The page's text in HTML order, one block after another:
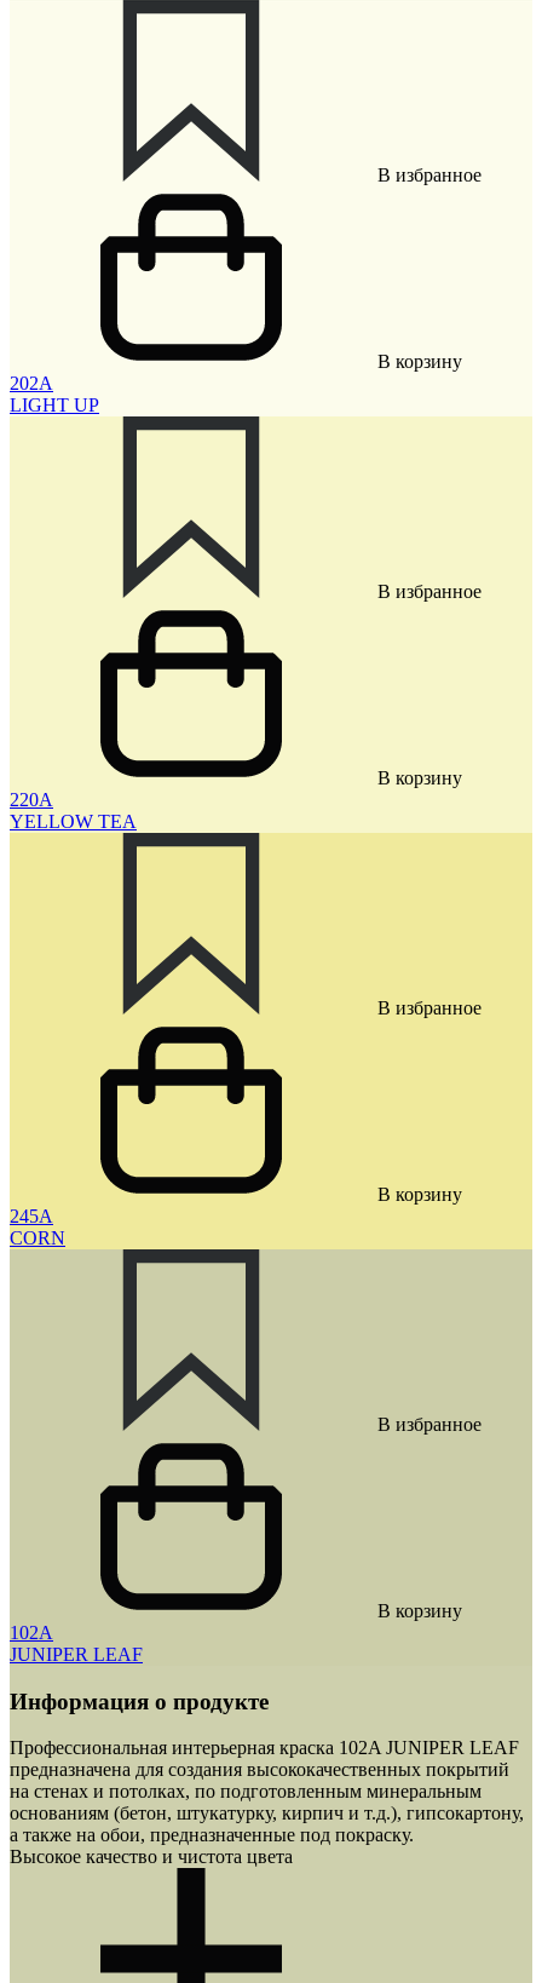
В избранное
В корзину
202A
LIGHT UP
В избранное
В корзину
220A
YELLOW TEA
В избранное
В корзину
245A
CORN
В избранное
В корзину
102A
JUNIPER LEAF
Информация о продукте
Профессиональная интерьерная краска 102A JUNIPER LEAF
предназначена для создания высококачественных покрытий
на стенах и потолках, по подготовленным минеральным
основаниям (бетон, штукатурку, кирпич и т.д.), гипсокартону,
а также на обои, предназначенные под покраску.
Высокое качество и чистота цвета